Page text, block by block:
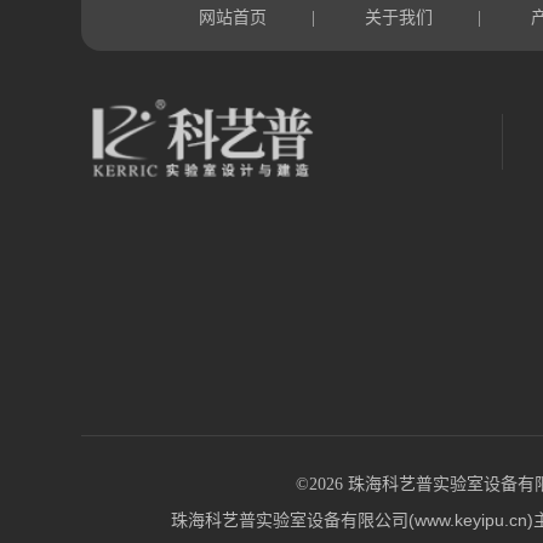
网站首页 关于我们
©2026 珠海科艺普实验室设备有
珠海科艺普实验室设备有限公司